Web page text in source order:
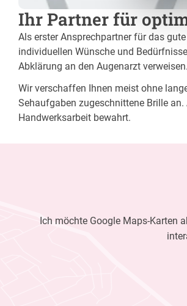
Ihr Partner für
Als erster Ansprechpartner für das
individuellen Wünsche und
Abklärung an den Augenarzt verweisen.
Wir verschaffen Ihnen meist ohne
Sehaufgaben zugeschnittene Brille
Handwerksarbeit bewahrt.
Ich möchte Google Maps-Karten